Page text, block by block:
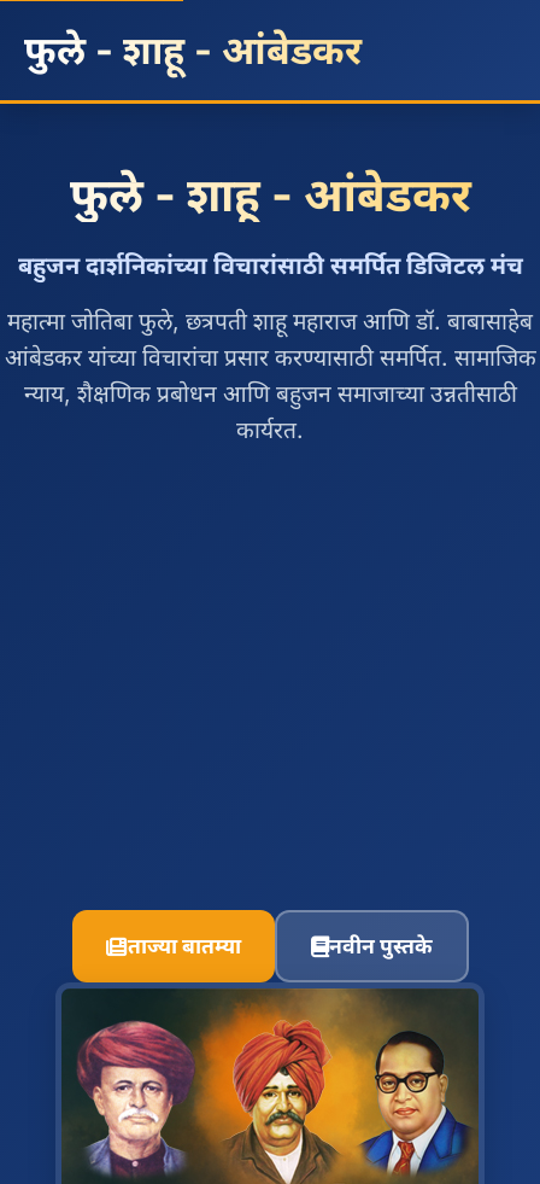
फुले - शाहू - आंबेडकर
फुले - शाहू - आंबेडकर
बहुजन दार्शनिकांच्या विचारांसाठी समर्पित डिजिटल मंच
महात्मा जोतिबा फुले, छत्रपती शाहू महाराज आणि डॉ. बाबासाहेब
आंबेडकर यांच्या विचारांचा प्रसार करण्यासाठी समर्पित. सामाजिक
न्याय, शैक्षणिक प्रबोधन आणि बहुजन समाजाच्या उन्नतीसाठी
कार्यरत.
ताज्या बातम्या नवीन पुस्तके